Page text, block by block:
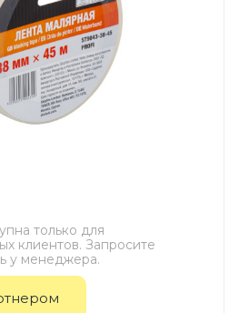
только для
клиентов. Запросите
у менеджера.